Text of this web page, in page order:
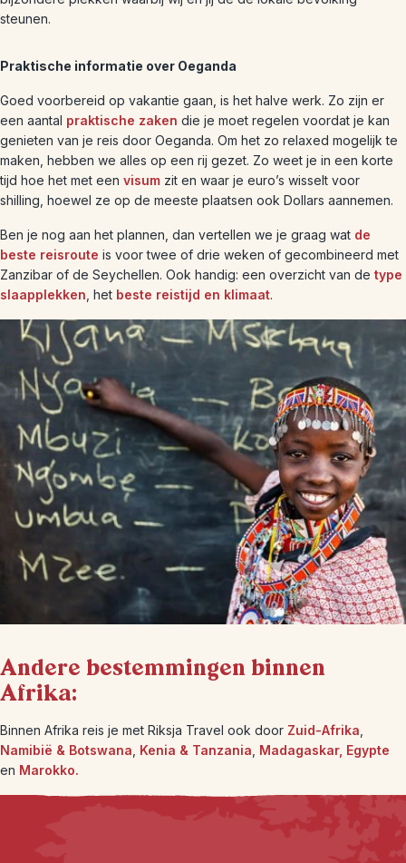
steunen.
Praktische informatie over Oeganda
Goed voorbereid op vakantie gaan, is het halve werk. Zo zijn er
een aantal praktische zaken die je moet regelen voordat je kan
genieten van je reis door Oeganda. Om het zo relaxed mogelijk te
maken, hebben we alles op een rij gezet. Zo weet je in een korte
tijd hoe het met een visum zit en waar je euro’s wisselt voor
shilling, hoewel ze op de meeste plaatsen ook Dollars aannemen.
Ben je nog aan het plannen, dan vertellen we je graag wat de
beste reisroute is voor twee of drie weken of gecombineerd met
Zanzibar of de Seychellen. Ook handig: een overzicht van de type
slaapplekken , het beste reistijd en klimaat.
Andere bestemmingen binnen
Afrika:
Binnen Afrika reis je met Riksja Travel ook door Zuid-Afrika
Namibië & Botswana Kenia & Tanzania Madagaskar, Egypte
en Marokko.